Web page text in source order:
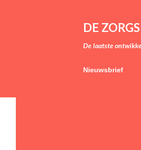
DE
De laatste
Nieuwsbrief